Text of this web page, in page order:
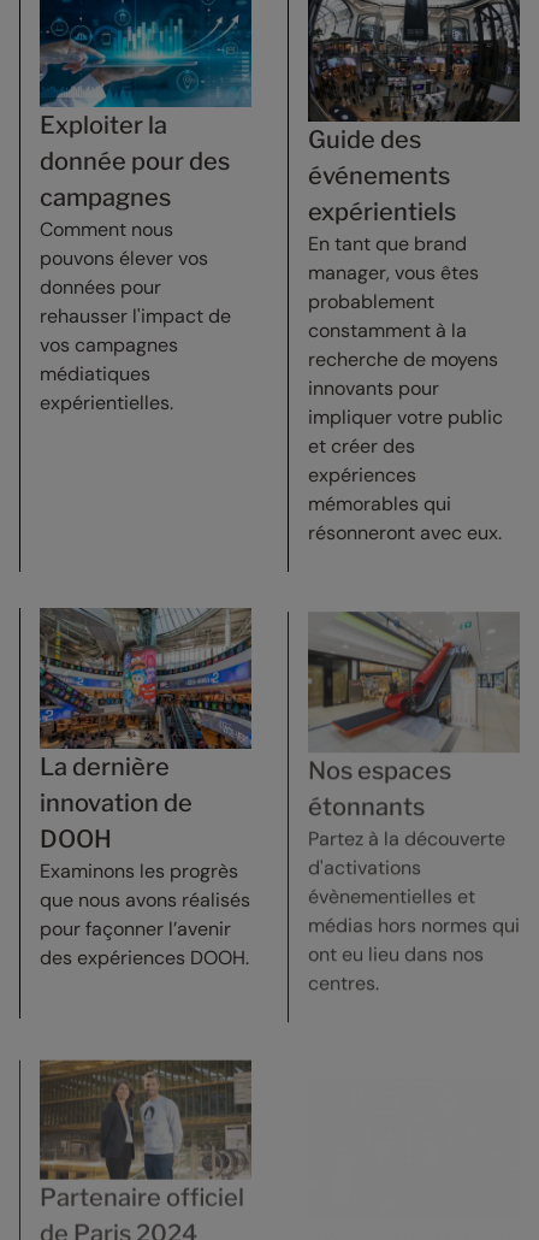
Exploiter la
donnée pour des
campagnes
Comment nous
pouvons élever vos
données pour
rehausser l'impact de
vos campagnes
médiatiques
expérientielles.
Guide des
événements
expérientiels
En tant que brand
manager, vous êtes
probablement
constamment à la
recherche de moyens
innovants pour
impliquer votre public
et créer des
expériences
mémorables qui
résonneront avec eux.
La dernière
innovation de
DOOH
Examinons les progrès
que nous avons réalisés
pour façonner l’avenir
des expériences DOOH.
Nos espaces
étonnants
Partez à la découverte
d'activations
évènementielles et
médias hors normes qui
ont eu lieu dans nos
centres.
Partenaire officiel
de Paris 2024